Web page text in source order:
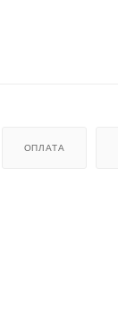
ОПЛАТА